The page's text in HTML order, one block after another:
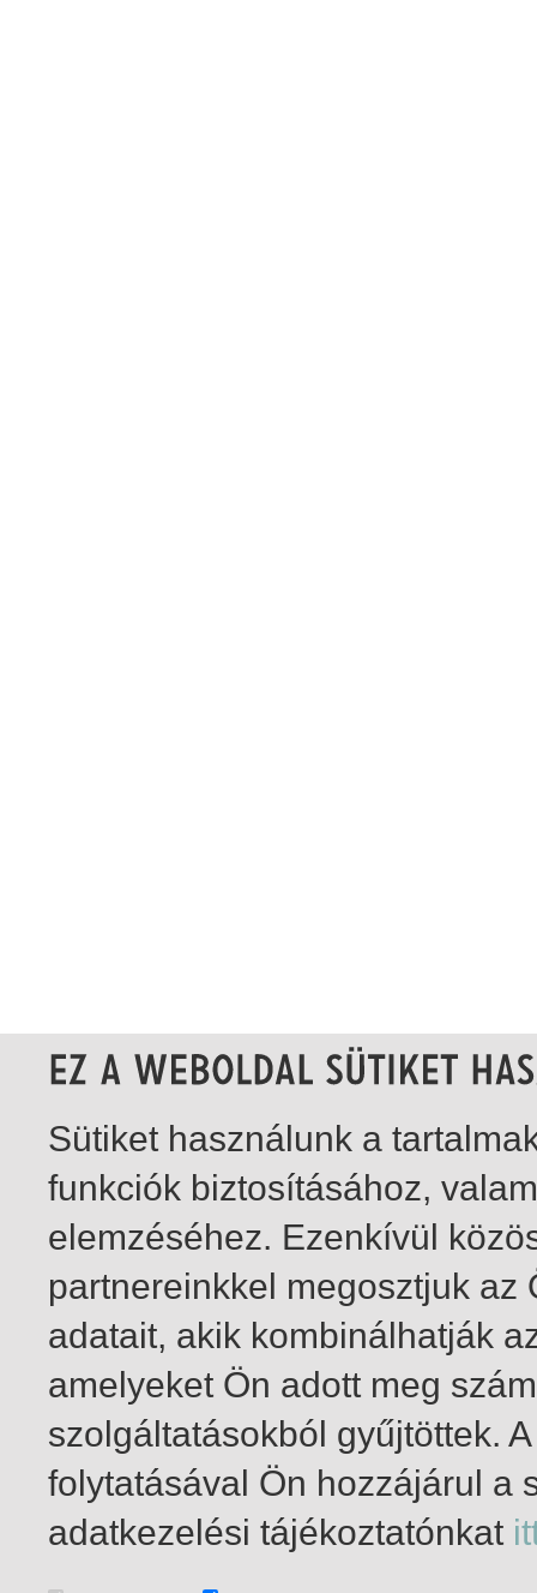
1-1 / összesen 1 találat
Sütiket használunk a
funkciók biztosításához,
elemzéséhez. Ezenkívül
partnereinkkel megosztjuk
adatait, akik kombinálhatják
amelyeket Ön adott meg
szolgáltatásokból gyűjtöttek.
folytatásával Ön hozzájárul a
adatkezelési tájékoztatónkat